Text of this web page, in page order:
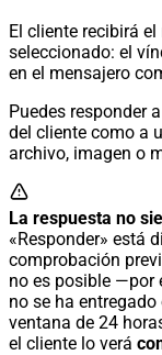
El cliente recibirá
seleccionado: el
en el mensajero
Puedes responder a
del cliente como a
archivo, imagen o
La respuesta no
«Responder» está
comprobación
no es posible —por
no se ha
ventana de 24
el cliente lo verá